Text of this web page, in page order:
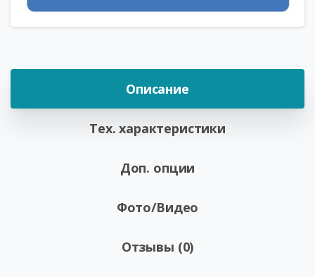
Описание
Тех. характеристики
Доп. опции
Фото/Видео
Отзывы (0)